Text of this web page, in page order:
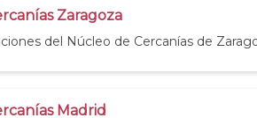
Zaragoza
del Núcleo de Cercanías de
Madrid